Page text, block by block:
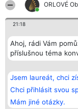
ORLOVÉ
21:18
Ahoj, rádi Vám
příslušnou téma
Jsem laureát, chci
Chci přihlásit svou
Mám jiné otázky.
Bright Side Solutions sp. z o.
o. sp. k.
ul. Ruska 22
Wrocław 50-079
KRS 0000749100 | Regon